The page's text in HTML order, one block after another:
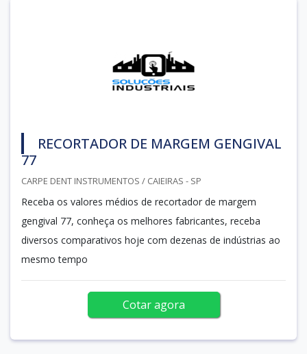
RECORTADOR DE MARGEM GENGIVAL
77
CARPE DENT INSTRUMENTOS / CAIEIRAS - SP
Receba os valores médios de recortador de margem
gengival 77, conheça os melhores fabricantes, receba
diversos comparativos hoje com dezenas de indústrias ao
mesmo tempo
Cotar agora